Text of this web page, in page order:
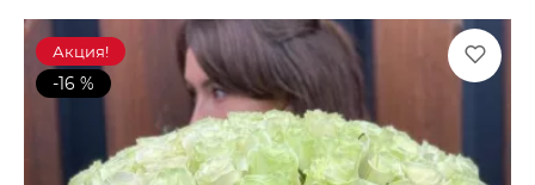
Акция!
-16 %